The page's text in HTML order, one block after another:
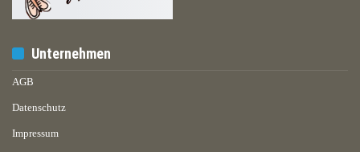
Unternehmen
AGB
Datenschutz
Impressum